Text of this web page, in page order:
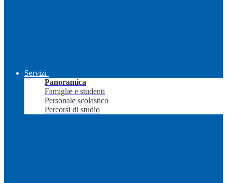
Servizi
Panoramica
Famiglie e studenti
Personale scolastico
Percorsi di studio